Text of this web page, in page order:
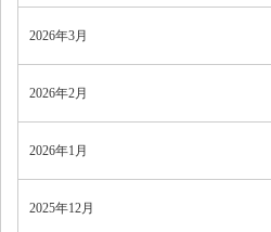
2026年3月
2026年2月
2026年1月
2025年12月